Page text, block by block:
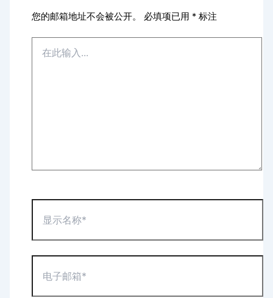
您的邮箱地址不会被公开。 必填项已用 * 标注
称
*